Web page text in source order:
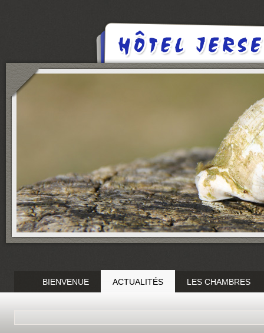
BIENVENUE ACTUALITÉS LES CHAMBRES